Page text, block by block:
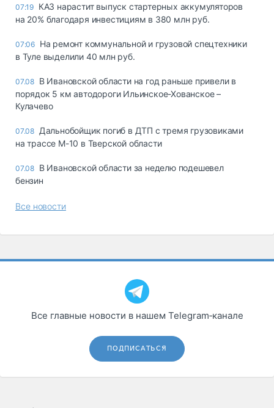
07:19 КАЗ нарастит выпуск стартерных аккумуляторов
на 20% благодаря инвестициям в 380 млн руб.
07:06 На ремонт коммунальной и грузовой спецтехники
в Туле выделили 40 млн руб.
07.08 В Ивановской области на год раньше привели в
порядок 5 км автодороги Ильинское-Хованское –
Кулачево
07.08 Дальнобойщик погиб в ДТП с тремя грузовиками
на трассе М-10 в Тверской области
07.08 В Ивановской области за неделю подешевел
бензин
Все новости
Все главные новости в нашем Telegram‑канале
ПОДПИСАТЬСЯ